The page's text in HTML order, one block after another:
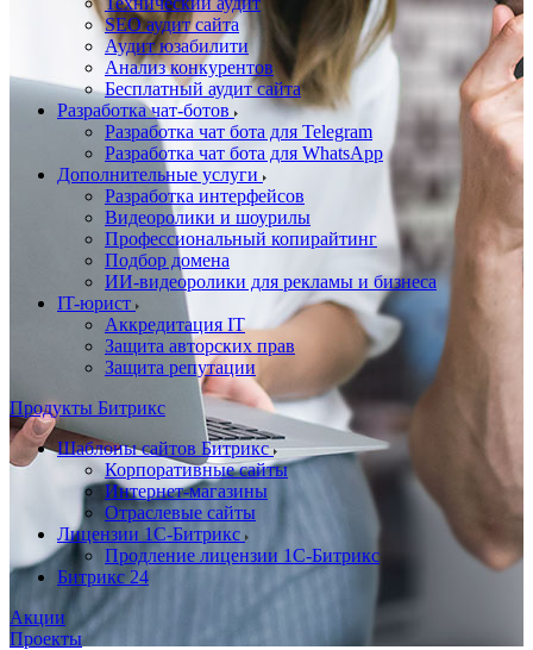
SEO аудит сайта
Аудит юзабилити
Анализ конкурентов
Бесплатный аудит сайта
Разработка чат-ботов
Разработка чат бота для Telegram
Разработка чат бота для WhatsApp
Дополнительные услуги
Разработка интерфейсов
Видеоролики и шоурилы
Профессиональный копирайтинг
Подбор домена
ИИ-видеоролики для рекламы и бизнеса
IT-юрист
Аккредитация IT
Защита авторских прав
Защита репутации
Продукты Битрикс
Шаблоны сайтов Битрикс
Корпоративные сайты
Интернет-магазины
Отраслевые сайты
Лицензии 1С-Битрикс
Продление лицензии 1С-Битрикс
Битрикс 24
Акции
Проекты